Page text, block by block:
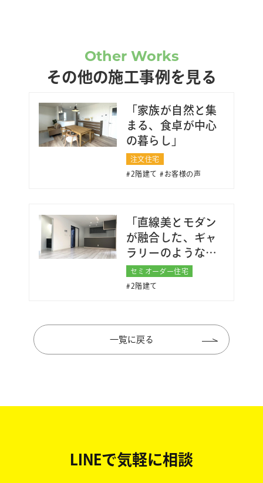
Other Works
その他の施工事例を見る
「家族が自然と集
まる、食卓が中心
の暮らし」
注文住宅
2階建て お客様の声
「直線美とモダン
が融合した、ギャ
ラリーのような空
間」
セミオーダー住宅
2階建て
一覧に戻る
LINEで気軽に相談